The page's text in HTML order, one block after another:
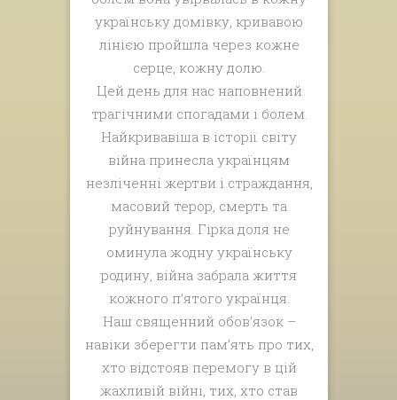
українську домівку, кривавою
лінією пройшла через кожне
серце, кожну долю.
Цей день для нас наповнений
трагічними спогадами і болем.
Найкривавіша в історії світу
війна принесла українцям
незліченні жертви і страждання,
масовий терор, смерть та
руйнування. Гірка доля не
оминула жодну українську
родину, війна забрала життя
кожного п’ятого українця.
Наш священний обов’язок –
навіки зберегти пам’ять про тих,
хто відстояв перемогу в цій
жахливій війні, тих, хто став